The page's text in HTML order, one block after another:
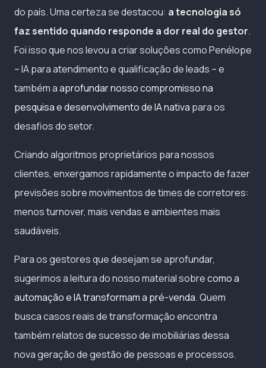
do país. Uma certeza se destacou: a tecnologia só
faz sentido quando responde a dor real do gestor.
Foi isso que nos levou a criar soluções como Penélope
– IA para atendimento e qualificação de leads – e
também aaprofundar nosso compromisso na
pesquisa e desenvolvimento de IA nativa para os
desafios do setor.
Criando algoritmos proprietários para nossos
clientes, enxergamos rapidamente o impacto de fazer
previsões sobre movimentos de times de corretores:
menos turnover, mais vendas e ambientes mais
saudáveis.
Para os gestores que desejam se aprofundar,
sugerimos a leitura do nosso material sobrecomo a
automação e IA transformam a pré-venda. Quem
busca casos reais de transformação encontra
também relatos de sucesso de imobiliárias dessa
nova geração de gestão de pessoas e processos.